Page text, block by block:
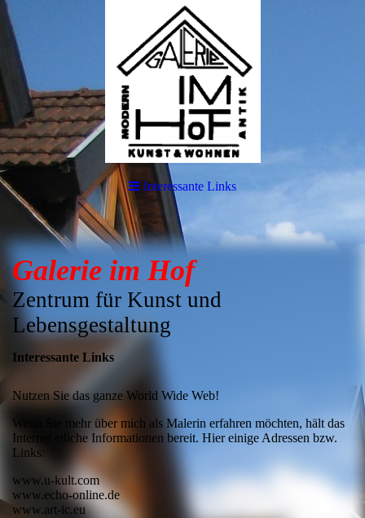
Interessante Links
Galerie im Hof
Zentrum für Kunst und
Lebensgestaltung
Interessante Links
Nutzen Sie das ganze World Wide Web!
Wenn Sie mehr über mich als Malerin erfahren möchten, hält das
Internet etliche Informationen bereit. Hier einige Adressen bzw.
Links:
www.u-kult.com
www.echo-online.de
www.art-ic.eu